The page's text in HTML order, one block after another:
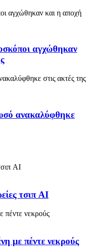
αγχώθηκαν
ανακαλύφθηκε
τσιπ AI
με πέντε νεκρούς